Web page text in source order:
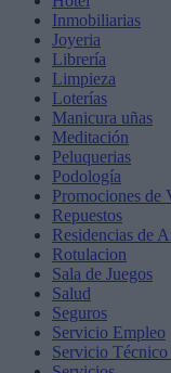
Inmobiliarias
Joyeria
Librería
Limpieza
Loterías
Manicura uñas
Meditación
Peluquerias
Podología
Promociones de
Repuestos
Residencias de
Rotulacion
Sala de Juegos
Salud
Seguros
Servicio Empleo
Servicio